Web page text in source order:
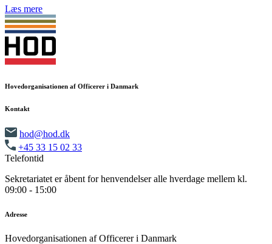
Læs mere
Hovedorganisationen af Officerer i Danmark
Kontakt
hod@hod.dk
+45 33 15 02 33
Telefontid
Sekretariatet er åbent for henvendelser alle hverdage mellem kl.
09:00 - 15:00
Adresse
Hovedorganisationen af Officerer i Danmark